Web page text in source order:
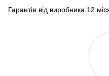
Гарантія від виробника 12